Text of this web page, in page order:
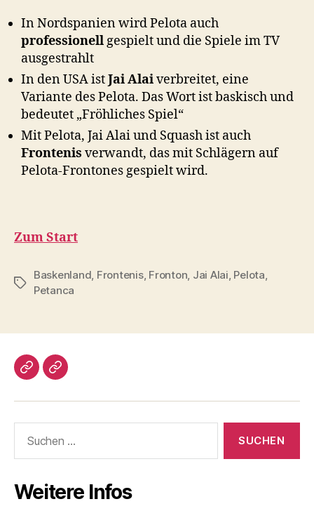
In Nordspanien wird Pelota auch
professionellgespielt und die Spiele im TV
ausgestrahlt
In den USA istJai Alaiverbreitet, eine
Variante des Pelota. Das Wort ist baskisch und
bedeutet „Fröhliches Spiel“
Mit Pelota, Jai Alai und Squash ist auch
Frontenis verwandt, das mit Schlägern auf
Pelota-Frontones gespielt wird.
Zum Start
Schlagwörter
Baskenland, Frontenis, Fronton, Jai Alai, Pelota,
Petanca
Impressum/DatSchutz
Beliebte
nach:
Weitere Infos